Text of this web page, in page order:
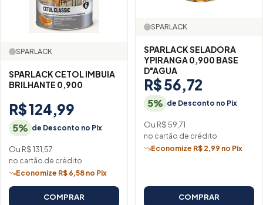
SPARLACK
SPARLACK CETOL IMBUIA
BRILHANTE 0,900
R$ 124,99
5% de Desconto no Pix
Ou R$ 131,57
no cartão de crédito
Economize R$ 6,58 no Pix
COMPRAR
SPARLACK
SPARLACK SELADORA
YPIRANGA 0,900 BASE
D"AGUA
R$ 56,72
5% de Desconto no Pix
Ou R$ 59,71
no cartão de crédito
Economize R$ 2,99 no Pix
COMPRAR